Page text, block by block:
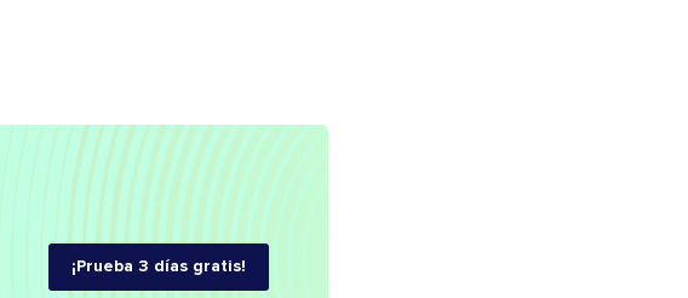
¡Prueba 3 días gratis!